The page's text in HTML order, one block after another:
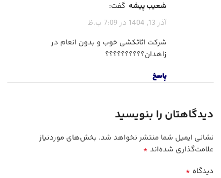
شعیب پیشه گفت:
آذر 13, 1404 در 7:09 ب.ظ
شرکت اثاثکشی خوب و بدون انعام در
زاهدان؟؟؟؟؟؟؟؟؟؟
پاسخ
دیدگاهتان را بنویسید
نشانی ایمیل شما منتشر نخواهد شد. بخش‌های موردنیاز
علامت‌گذاری شده‌اند *
دیدگاه *